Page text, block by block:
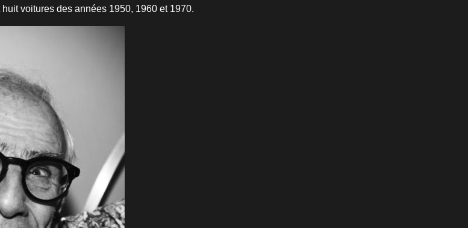
voitures des années 1950, 1960 et 1970.